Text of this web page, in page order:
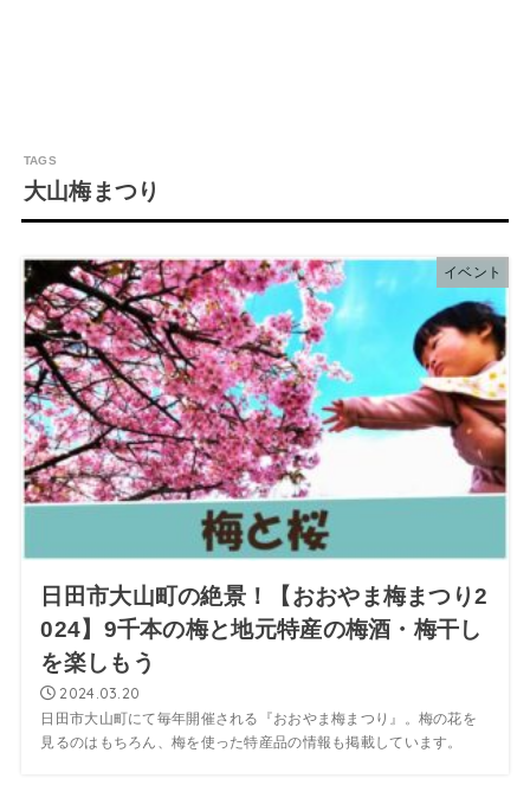
大山梅まつり
イベント
日田市大山町の絶景！【おおやま梅まつり2
024】9千本の梅と地元特産の梅酒・梅干し
を楽しもう
2024.03.20
日田市大山町にて毎年開催される『おおやま梅まつり』。梅の花を
見るのはもちろん、梅を使った特産品の情報も掲載しています。